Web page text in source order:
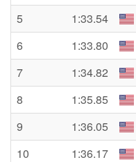
5
1:33.54
6
1:33.80
7
1:34.82
8
1:35.85
9
1:36.05
10
1:36.17